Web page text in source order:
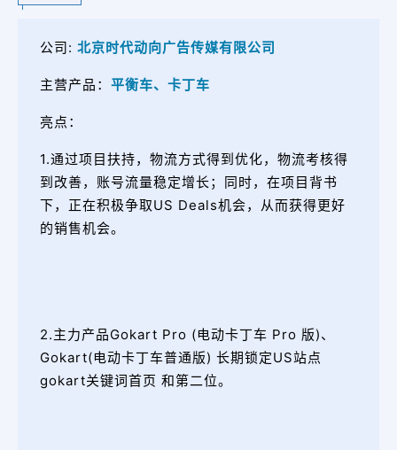
公司: 北京时代动向广告传媒有限公司
主营产品： 平衡车、卡丁车
亮点：
1.通过项目扶持，物流方式得到优化，物流考核得
到改善，账号流量稳定增长；同时，在项目背书
下，正在积极争取US Deals机会，从而获得更好
的销售机会。
2.主力产品Gokart Pro (电动卡丁车 Pro 版)、
Gokart(电动卡丁车普通版) 长期锁定US站点
gokart关键词首页 和第二位。